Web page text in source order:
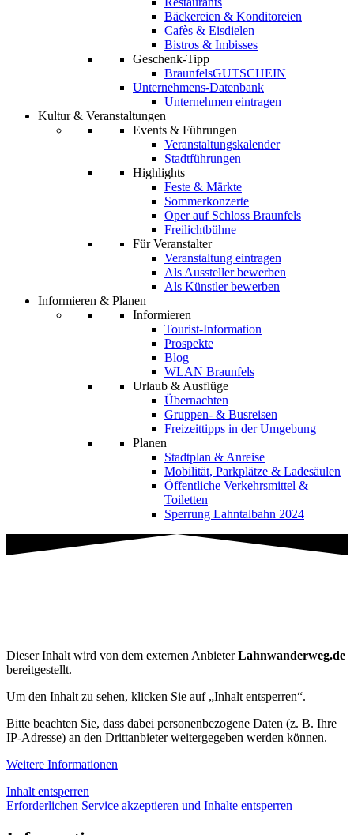
Bäckereien & Konditoreien
Cafès & Eisdielen
Bistros & Imbisses
Geschenk-Tipp
BraunfelsGUTSCHEIN
Unternehmens-Datenbank
Unternehmen eintragen
Kultur & Veranstaltungen
Events & Führungen
Veranstaltungskalender
Stadtführungen
Highlights
Feste & Märkte
Sommerkonzerte
Oper auf Schloss Braunfels
Freilichtbühne
Für Veranstalter
Veranstaltung eintragen
Als Aussteller bewerben
Als Künstler bewerben
Informieren & Planen
Informieren
Tourist-Information
Prospekte
Blog
WLAN Braunfels
Urlaub & Ausflüge
Übernachten
Gruppen- & Busreisen
Freizeittipps in der Umgebung
Planen
Stadtplan & Anreise
Mobilität, Parkplätze & Ladesäulen
Öffentliche Verkehrsmittel &
Toiletten
Sperrung Lahntalbahn 2024
Dieser Inhalt wird von dem externen AnbieterLahnwanderweg.de
bereitgestellt.
Um den Inhalt zu sehen, klicken Sie auf „Inhalt entsperren“.
Bitte beachten Sie, dass dabei personenbezogene Daten (z. B. Ihre
IP-Adresse) an den Drittanbieter weitergegeben werden können.
Weitere Informationen
Inhalt entsperren
Erforderlichen Service akzeptieren und Inhalte entsperren